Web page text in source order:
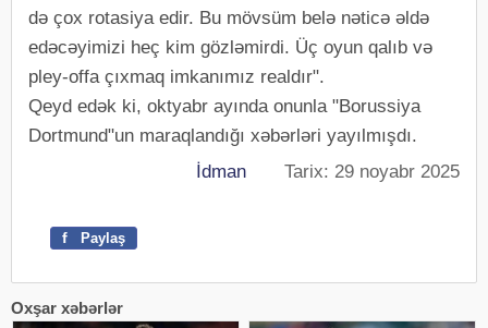
də çox rotasiya edir. Bu mövsüm belə nəticə əldə
edəcəyimizi heç kim gözləmirdi. Üç oyun qalıb və
pley-offa çıxmaq imkanımız realdır".
Qeyd edək ki, oktyabr ayında onunla "Borussiya
Dortmund"un maraqlandığı xəbərləri yayılmışdı.
İdman Tarix: 29 noyabr 2025
f Paylaş
Oxşar xəbərlər